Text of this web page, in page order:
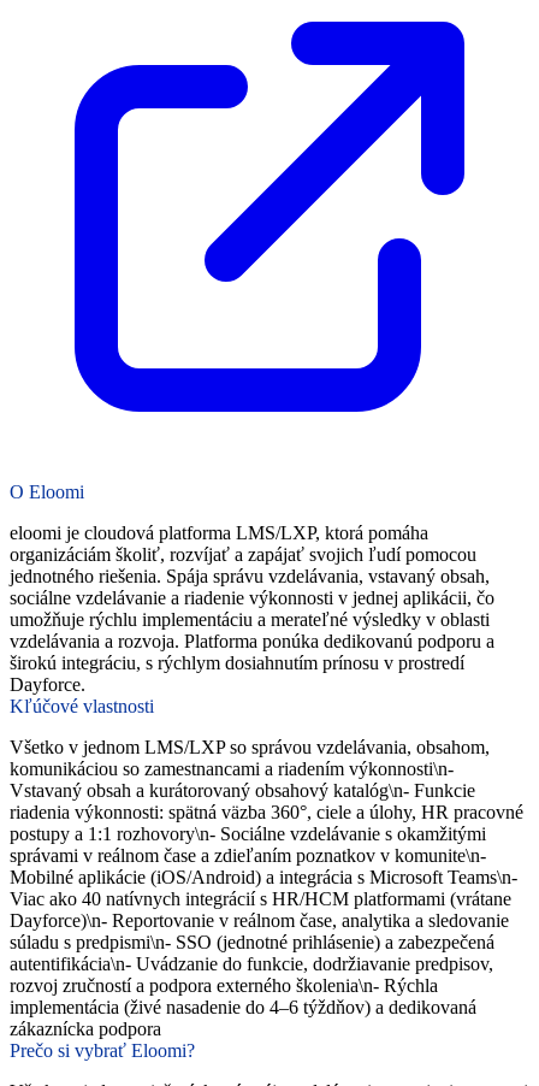
O Eloomi
eloomi je cloudová platforma LMS/LXP, ktorá pomáha
organizáciám školiť, rozvíjať a zapájať svojich ľudí pomocou
jednotného riešenia. Spája správu vzdelávania, vstavaný obsah,
sociálne vzdelávanie a riadenie výkonnosti v jednej aplikácii, čo
umožňuje rýchlu implementáciu a merateľné výsledky v oblasti
vzdelávania a rozvoja. Platforma ponúka dedikovanú podporu a
širokú integráciu, s rýchlym dosiahnutím prínosu v prostredí
Dayforce.
Kľúčové vlastnosti
Všetko v jednom LMS/LXP so správou vzdelávania, obsahom,
komunikáciou so zamestnancami a riadením výkonnosti\n-
Vstavaný obsah a kurátorovaný obsahový katalóg\n- Funkcie
riadenia výkonnosti: spätná väzba 360°, ciele a úlohy, HR pracovné
postupy a 1:1 rozhovory\n- Sociálne vzdelávanie s okamžitými
správami v reálnom čase a zdieľaním poznatkov v komunite\n-
Mobilné aplikácie (iOS/Android) a integrácia s Microsoft Teams\n-
Viac ako 40 natívnych integrácií s HR/HCM platformami (vrátane
Dayforce)\n- Reportovanie v reálnom čase, analytika a sledovanie
súladu s predpismi\n- SSO (jednotné prihlásenie) a zabezpečená
autentifikácia\n- Uvádzanie do funkcie, dodržiavanie predpisov,
rozvoj zručností a podpora externého školenia\n- Rýchla
implementácia (živé nasadenie do 4–6 týždňov) a dedikovaná
zákaznícka podpora
Prečo si vybrať Eloomi?